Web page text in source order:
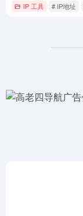
IP 工具 # IP地址